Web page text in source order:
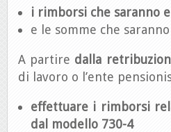
i rimborsi che saranno
e le somme che
A partire dalla
di lavoro o l’ente
effettuare i rimborsi
dal modello 730-4